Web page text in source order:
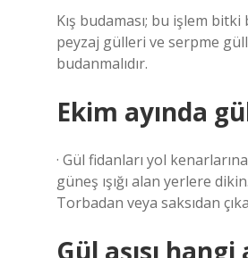
Kış budaması; bu işlem
peyzaj gülleri ve serpme
budanmalıdır.
Ekim ayında
· Gül fidanları yol
güneş ışığı alan yerlere
Torbadan veya saksıdan
Gül aşısı